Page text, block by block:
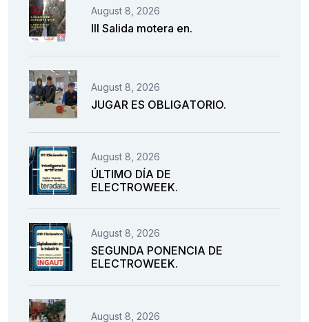
August 8, 2026
III Salida motera en.
August 8, 2026
JUGAR ES OBLIGATORIO.
August 8, 2026
ÚLTIMO DÍA DE
ELECTROWEEK.
August 8, 2026
SEGUNDA PONENCIA DE
ELECTROWEEK.
August 8, 2026